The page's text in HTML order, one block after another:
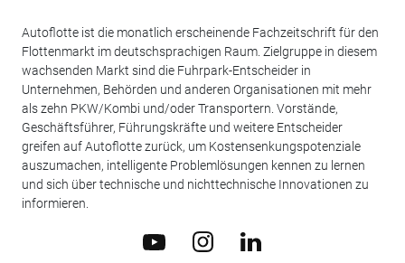
Autoflotte ist die monatlich erscheinende Fachzeitschrift für den
Flottenmarkt im deutschsprachigen Raum. Zielgruppe in diesem
wachsenden Markt sind die Fuhrpark-Entscheider in
Unternehmen, Behörden und anderen Organisationen mit mehr
als zehn PKW/Kombi und/oder Transportern. Vorstände,
Geschäftsführer, Führungskräfte und weitere Entscheider
greifen auf Autoflotte zurück, um Kostensenkungspotenziale
auszumachen, intelligente Problemlösungen kennen zu lernen
und sich über technische und nichttechnische Innovationen zu
informieren.